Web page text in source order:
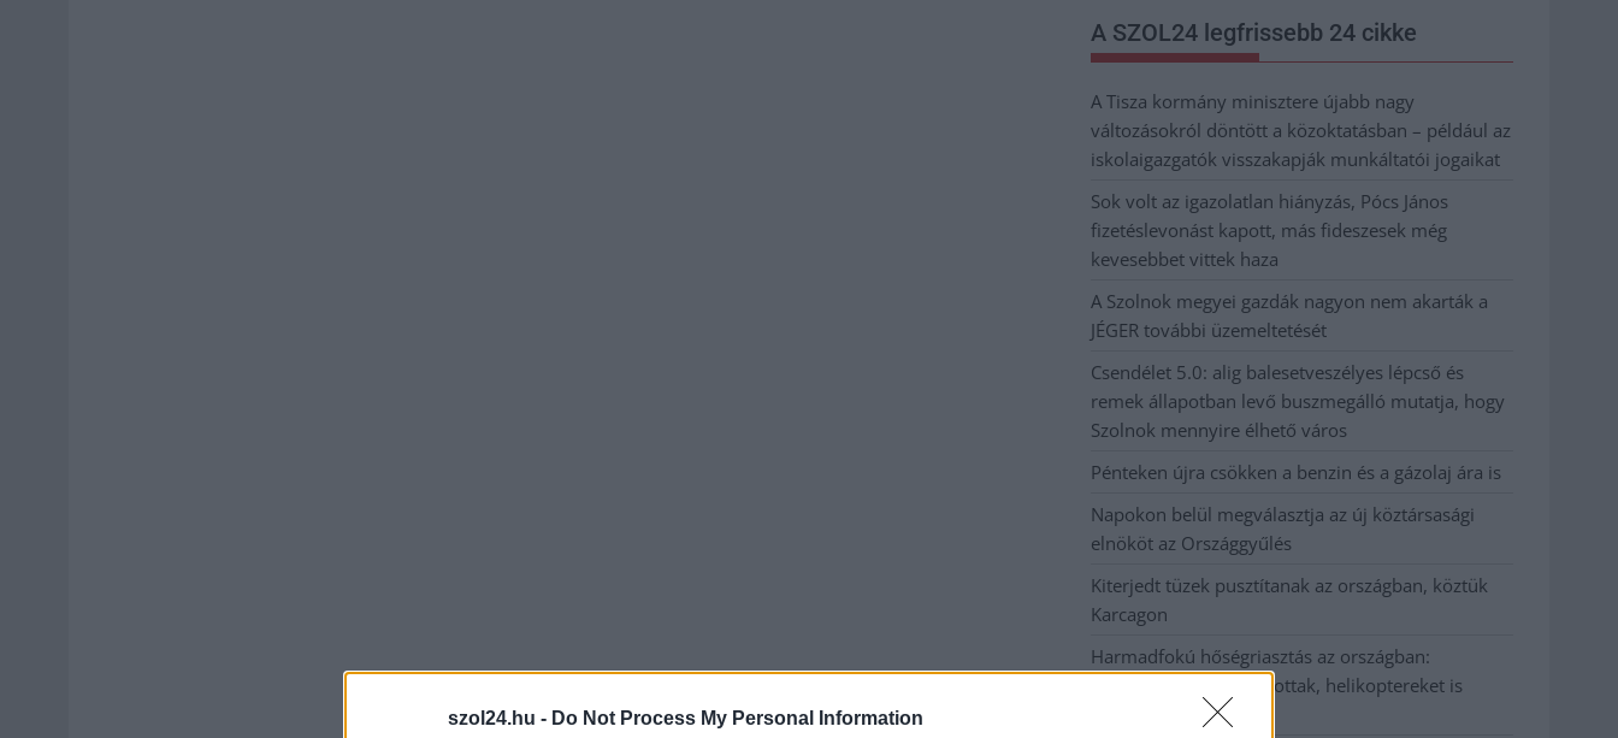
szol24.hu - Do Not Process My Personal Information
A SZOL24 legfrissebb 24 cikke
A Tisza kormány minisztere újabb nagy
változásokról döntött a közoktatásban – például az
iskolaigazgatók visszakapják munkáltatói jogaikat
Sok volt az igazolatlan hiányzás, Pócs János
fizetéslevonást kapott, más fideszesek még
kevesebbet vittek haza
A Szolnok megyei gazdák nagyon nem akarták a
JÉGER további üzemeltetését
Csendélet 5.0: alig balesetveszélyes lépcső és
remek állapotban levő buszmegálló mutatja, hogy
Szolnok mennyire élhető város
Pénteken újra csökken a benzin és a gázolaj ára is
Napokon belül megválasztja az új köztársasági
elnököt az Országgyűlés
Kiterjedt tüzek pusztítanak az országban, köztük
Karcagon
Harmadfokú hőségriasztás az országban:
Szolnokon klímát javítottak, helikoptereket is
bevetettek a tüzeknél